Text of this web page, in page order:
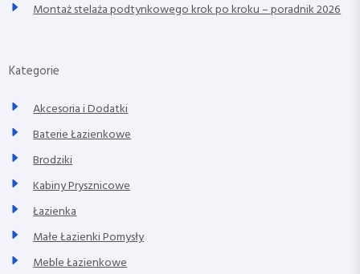
Montaż stelaża podtynkowego krok po kroku – poradnik 2026
Kategorie
Akcesoria i Dodatki
Baterie Łazienkowe
Brodziki
Kabiny Prysznicowe
Łazienka
Małe Łazienki Pomysły
Meble Łazienkowe